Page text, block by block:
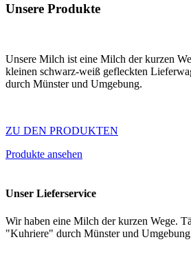
Unsere Produkte
Unsere Milch ist eine Milch der kurzen
kleinen schwarz-weiß gefleckten
durch Münster und Umgebung.
ZU DEN PRODUKTEN
Produkte ansehen
Unser Lieferservice
Wir haben eine Milch der kurzen Wege.
"Kuhriere" durch Münster und